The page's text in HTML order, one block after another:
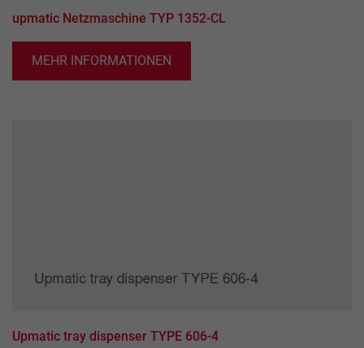
upmatic Netzmaschine TYP 1352-CL
MEHR INFORMATIONEN
Upmatic tray dispenser TYPE 606-4